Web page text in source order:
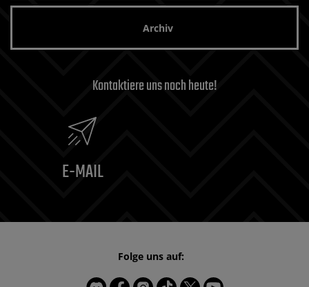
Archiv
Kontaktiere uns noch heute!
E-MAIL
Folge uns auf: